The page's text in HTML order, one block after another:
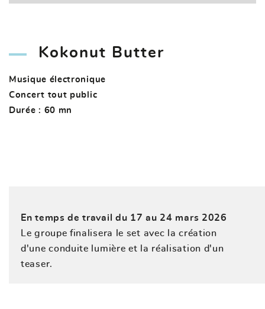
Kokonut Butter
Musique électronique
Concert tout public
Durée : 60 mn
En temps de travail du 17 au 24 mars 2026
Le groupe finalisera le set avec la création
d'une conduite lumière et la réalisation d'un
teaser.